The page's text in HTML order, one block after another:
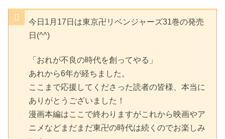
今日1月17日は東京卍リベンジャーズ31巻の発売
日(^^)
「おれが不良の時代を創ってやる」
あれから6年が経ちました。
ここまで応援してくださった読者の皆様、本当に
ありがとうございました！
漫画本編はここで終わりますがこれから映画やア
ニメなどまだまだ東卍の時代は続くのでお楽しみ